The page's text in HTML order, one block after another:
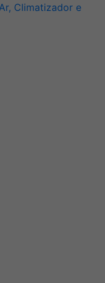
Climatizador e